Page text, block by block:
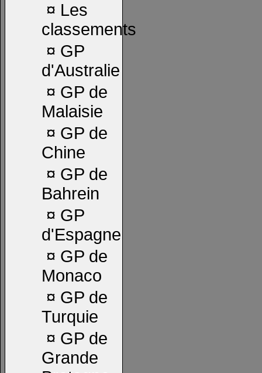
¤ Les
classements
¤ GP
d'Australie
¤ GP de
Malaisie
¤ GP de
Chine
¤ GP de
Bahrein
¤ GP
d'Espagne
¤ GP de
Monaco
¤ GP de
Turquie
¤ GP de
Grande